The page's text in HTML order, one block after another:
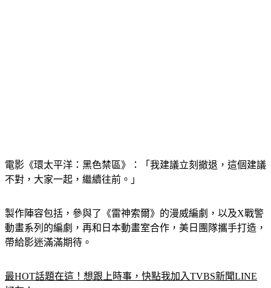
電影《環太平洋：黑色禁區》：「我建議立刻撤退，這個建議
不對，大家一起，繼續往前。」
製作陣容包括，參與了《雷神索爾》的漫威編劇，以及X戰警
動畫系列的編劇，再和日本動畫室合作，美日團隊攜手打造，
帶給影迷滿滿期待。
最HOT話題在這！想跟上時事，快點我加入TVBS新聞LINE